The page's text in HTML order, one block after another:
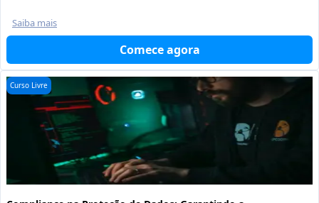
Saiba mais
Comece agora
Curso Livre